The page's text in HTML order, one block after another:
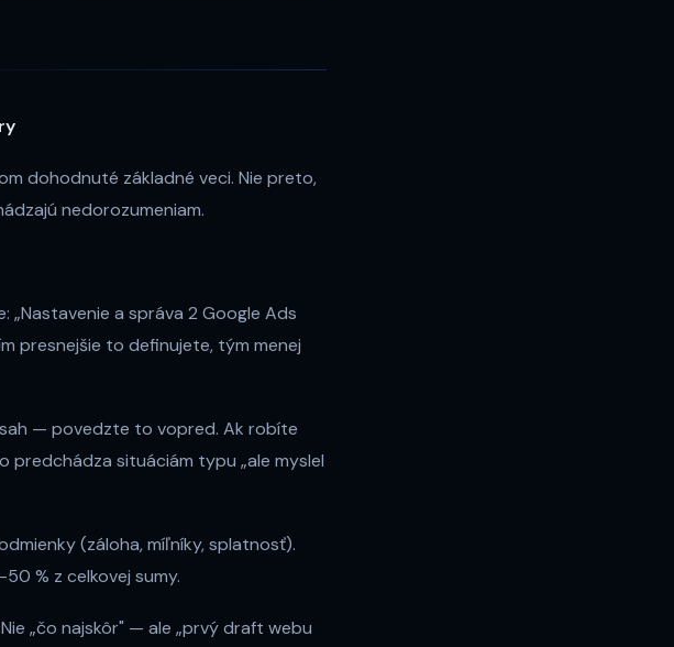
dohodnuté základné veci. Nie preto,
nedorozumeniam.
„Nastavenie a správa 2 Google Ads
presnejšie to definujete, tým menej
— povedzte to vopred. Ak robíte
situáciám typu „ale myslel
(záloha, míľníky, splatnosť).
% z celkovej sumy.
„čo najskôr" — ale „prvý draft webu